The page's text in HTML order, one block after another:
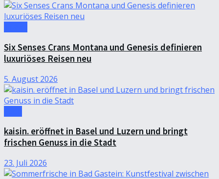
Six Senses Crans Montana und Genesis definieren
luxuriöses Reisen neu
5. August 2026
kaisin. eröffnet in Basel und Luzern und bringt
frischen Genuss in die Stadt
23. Juli 2026